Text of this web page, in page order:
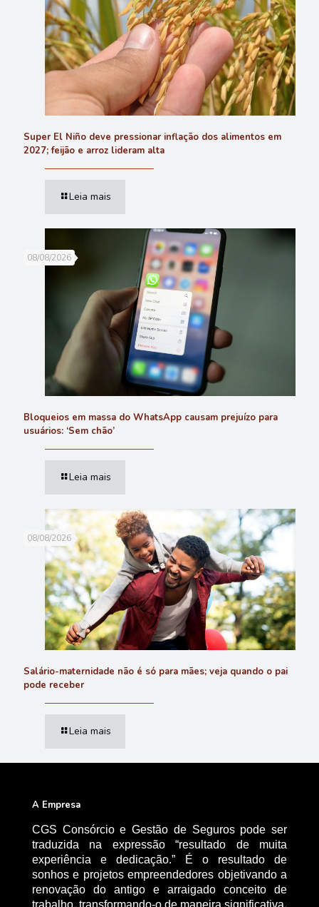
Super El Niño deve pressionar inflação dos alimentos em
2027; feijão e arroz lideram alta
Leia mais
08/08/2026
Bloqueios em massa do WhatsApp causam prejuízo para
usuários: ‘Sem chão’
Leia mais
08/08/2026
Salário-maternidade não é só para mães; veja quando o pai
pode receber
Leia mais
A Empresa
CGS Consórcio e Gestão de Seguros pode ser
traduzida na expressão “resultado de muita
experiência e dedicação.” É o resultado de
sonhos e projetos empreendedores objetivando a
renovação do antigo e arraigado conceito de